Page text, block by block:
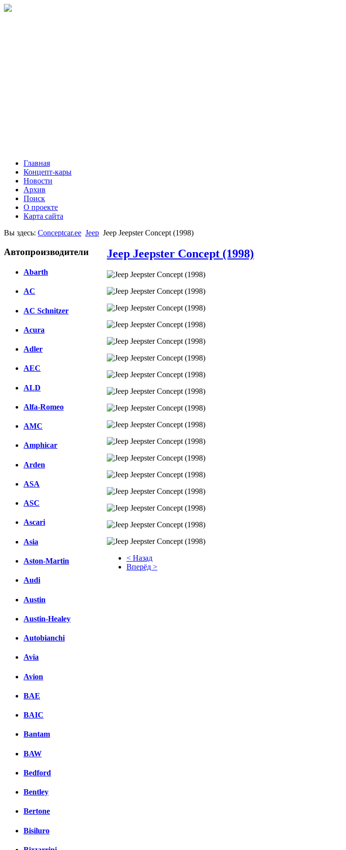
Главная
Концепт-кары
Новости
Архив
Поиск
О проекте
Карта сайта
Вы здесь: Conceptcar.ee Jeep Jeep Jeepster Concept (1998)
Автопроизводители
Abarth
AC
AC Schnitzer
Acura
Adler
AEC
ALD
Alfa-Romeo
AMC
Amphicar
Arden
ASA
ASC
Ascari
Asia
Aston-Martin
Audi
Austin
Austin-Healey
Autobianchi
Avia
Avion
BAE
BAIC
Bantam
BAW
Bedford
Bentley
Bertone
Bisiluro
Jeep Jeepster Concept (1998)
< Назад
Вперёд >